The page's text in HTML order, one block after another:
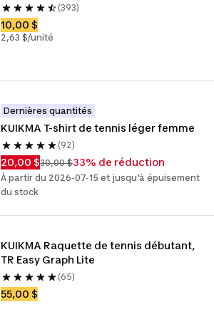
(393)
10,00 $
2,63 $/unité
Dernières quantités
KUIKMA T-shirt de tennis léger femme
(92)
20,00 $30,00 $33% de réduction
À partir du 2026-07-15 et jusqu'à épuisement
du stock
KUIKMA Raquette de tennis débutant,
TR Easy Graph Lite
(65)
55,00 $